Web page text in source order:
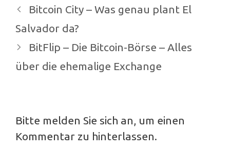
Beitrags-
Navigation
Bitcoin City – Was genau plant El
Salvador da?
BitFlip – Die Bitcoin-Börse – Alles
über die ehemalige Exchange
Bitte melden Sie sich an, um einen
Kommentar zu hinterlassen.